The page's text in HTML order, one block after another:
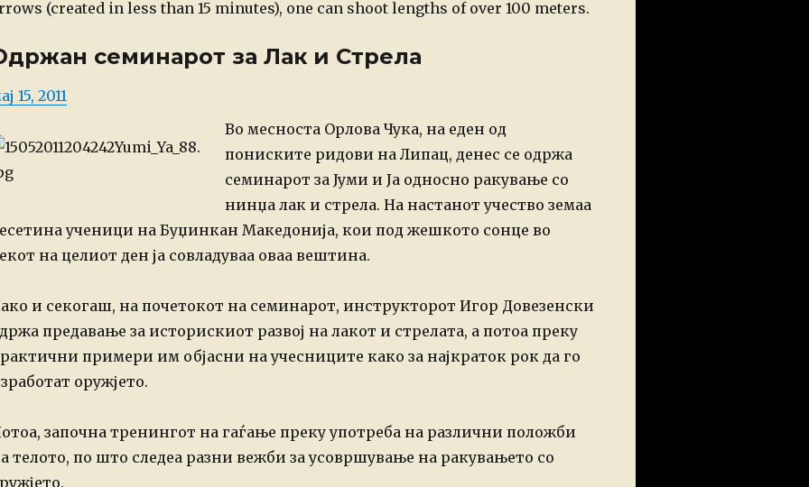
(created in less than 15 minutes), one can shoot lengths of over 100 meters.
семинарот за Лак и Стрела
15, 2011
Во месноста Орлова Чука, на еден од
пониските ридови на Липац, денес се одржа
семинарот за Јуми и Ја односно ракување со
нинџа лак и стрела. На настанот учество земаа
ученици на Буџинкан Македонија, кои под жешкото сонце во
на целиот ден ја совладуваа оваа вештина.
и секогаш, на почетокот на семинарот, инструкторот Игор Довезенски
предавање за историскиот развој на лакот и стрелата, а потоа преку
примери им објасни на учесниците како за најкраток рок да го
оружјето.
започна тренингот на гаѓање преку употреба на различни положби
телото, по што следеа разни вежби за усовршување на ракувањето со